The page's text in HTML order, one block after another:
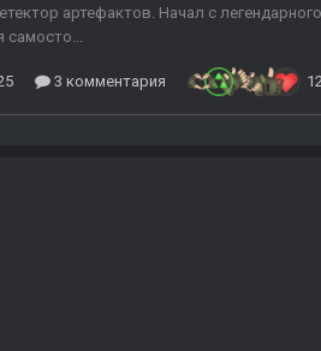
артефактов. Начал с
самосто...
3 комментария